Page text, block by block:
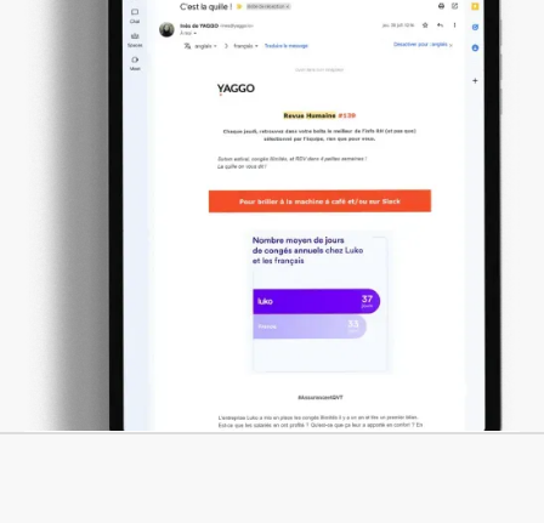
On le voit aussi avec l’envie d’arriver
sur des plateformes comme TikTok.
Aujourd’hui, le vlog, c’est vraiment
une vidéo décomplexée qui est
filmée au petit caméscope. Là, on le
fait avec nos téléphones, mais c’est
comment montrer l’envers du décor,
et en fait c’était super pour notre
idée de venir montrer les coulisses
Concrètement, ce qu’on fait, c’est un